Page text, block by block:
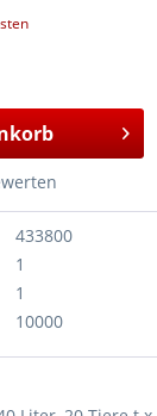
433800
1
1
10000